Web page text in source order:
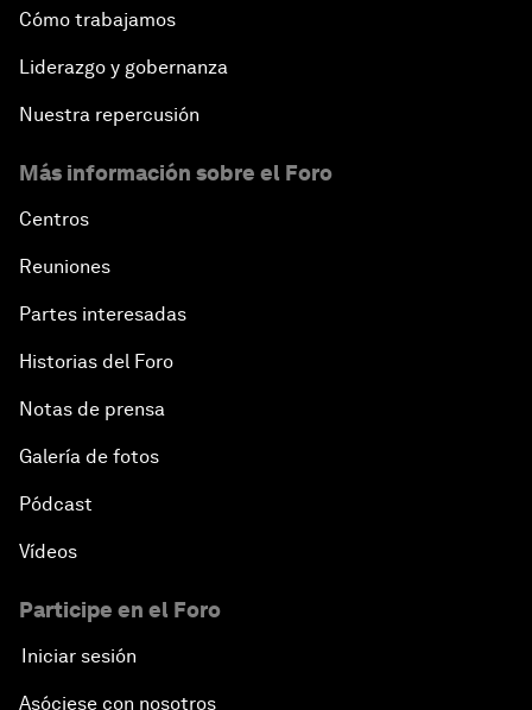
Cómo trabajamos
Liderazgo y gobernanza
Nuestra repercusión
Más información sobre el Foro
Centros
Reuniones
Partes interesadas
Historias del Foro
Notas de prensa
Galería de fotos
Pódcast
Vídeos
Participe en el Foro
Iniciar sesión
Asóciese con nosotros